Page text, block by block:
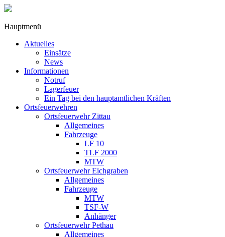
Hauptmenü
Aktuelles
Einsätze
News
Informationen
Notruf
Lagerfeuer
Ein Tag bei den hauptamtlichen Kräften
Ortsfeuerwehren
Ortsfeuerwehr Zittau
Allgemeines
Fahrzeuge
LF 10
TLF 2000
MTW
Ortsfeuerwehr Eichgraben
Allgemeines
Fahrzeuge
MTW
TSF-W
Anhänger
Ortsfeuerwehr Pethau
Allgemeines